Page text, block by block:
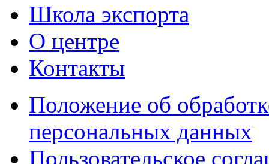
Школа экспорта
О центре
Контакты
Положение об
персональных данных
Пользовательское